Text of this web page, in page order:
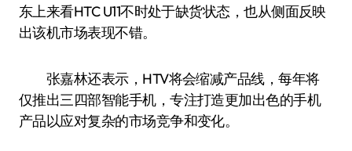
东上来看HTC U11不时处于缺货状态，也从侧面反映
出该机市场表现不错。
张嘉林还表示，HTV将会缩减产品线，每年将
仅推出三四部智能手机，专注打造更加出色的手机
产品以应对复杂的市场竞争和变化。